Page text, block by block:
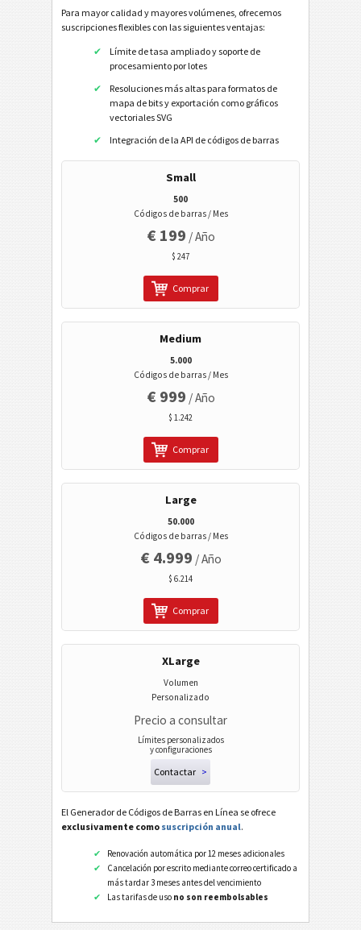
Códigos ISBN
Tarjetas de visita
Eventos
Data Matrix
Código Wi-Fi
Para mayor calidad y mayores volúmenes, ofrecemos
suscripciones flexibles con las siguientes ventajas:
Límite de tasa ampliado y soporte de
procesamiento por lotes
Resoluciones más altas para formatos de
mapa de bits y exportación como gráficos
vectoriales SVG
Integración de la API de códigos de barras
Small
500
Códigos de barras / Mes
€ 199 / Año
$ 247
Comprar
Medium
5.000
Códigos de barras / Mes
€ 999 / Año
$ 1.242
Comprar
Large
50.000
Códigos de barras / Mes
€ 4.999 / Año
$ 6.214
Comprar
XLarge
Volumen
Personalizado
Precio a consultar
Límites personalizados
y configuraciones
Contactar >
El Generador de Códigos de Barras en Línea se ofrece
exclusivamente como suscripción anual.
Renovación automática por 12 meses adicionales
Cancelación por escrito mediante correo certificado a
más tardar 3 meses antes del vencimiento
Las tarifas de uso no son reembolsables